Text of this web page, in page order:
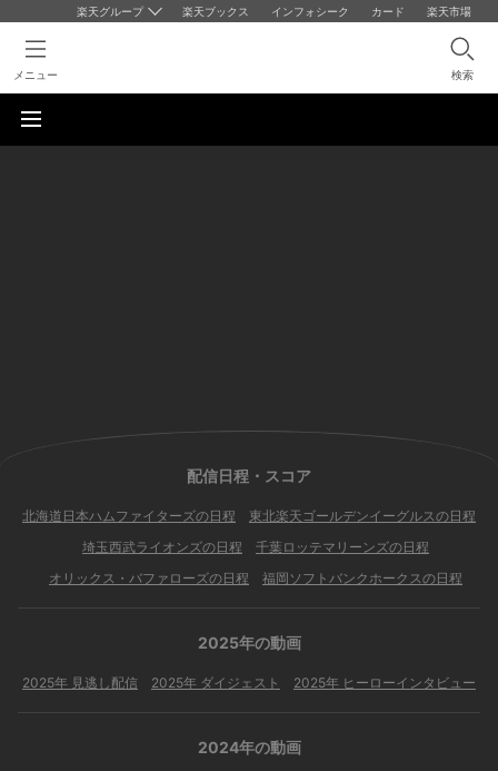
楽天グループ 楽天ブックス インフォシーク カード 楽天市場
メニュー 検索
配信日程・スコア
北海道日本ハムファイターズの日程
東北楽天ゴールデンイーグルスの日程
埼玉西武ライオンズの日程
千葉ロッテマリーンズの日程
オリックス・バファローズの日程
福岡ソフトバンクホークスの日程
2025年の動画
2025年 見逃し配信 2025年 ダイジェスト 2025年 ヒーローインタビュー
2024年の動画